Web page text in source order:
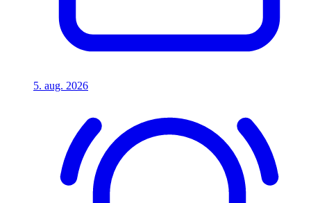
5. aug. 2026